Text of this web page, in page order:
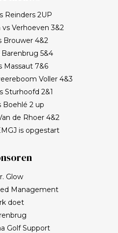
Reinders 2UP
Verhoeven 3&2
Brouwer 4&2
5&4
Massaut 7&6
Voller 4&3
Sturhoofd 2&1
Boehlé 2 up
de Rhoer 4&2
is opgestart
Glow
Management
doet
Golf Support